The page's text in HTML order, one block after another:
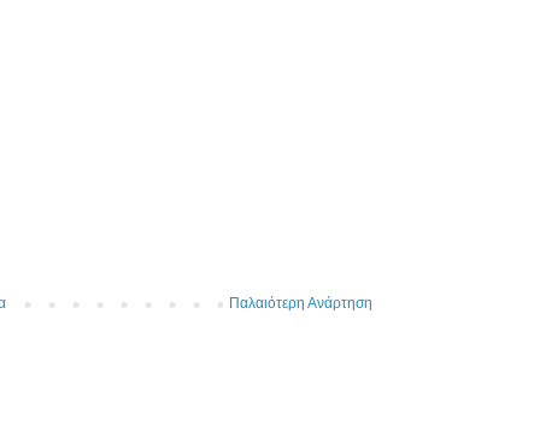
Παλαιότερη Ανάρτηση